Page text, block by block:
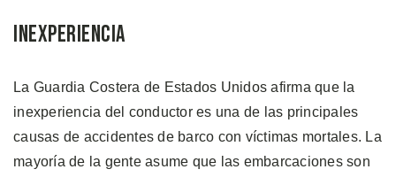
Inexperiencia
La Guardia Costera de Estados Unidos afirma que la
inexperiencia del conductor es una de las principales
causas de accidentes de barco con víctimas mortales. La
mayoría de la gente asume que las embarcaciones son